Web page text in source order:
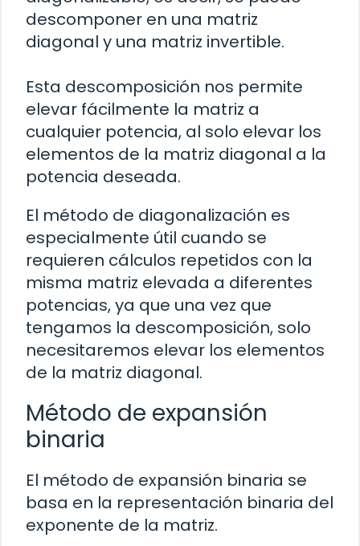
descomponer en una matriz
diagonal y una matriz invertible.
Esta descomposición nos permite
elevar fácilmente la matriz a
cualquier potencia, al solo elevar los
elementos de la matriz diagonal a la
potencia deseada.
El método de diagonalización es
especialmente útil cuando se
requieren cálculos repetidos con la
misma matriz elevada a diferentes
potencias, ya que una vez que
tengamos la descomposición, solo
necesitaremos elevar los elementos
de la matriz diagonal.
Método de expansión
binaria
El método de expansión binaria se
basa en la representación binaria del
exponente de la matriz.